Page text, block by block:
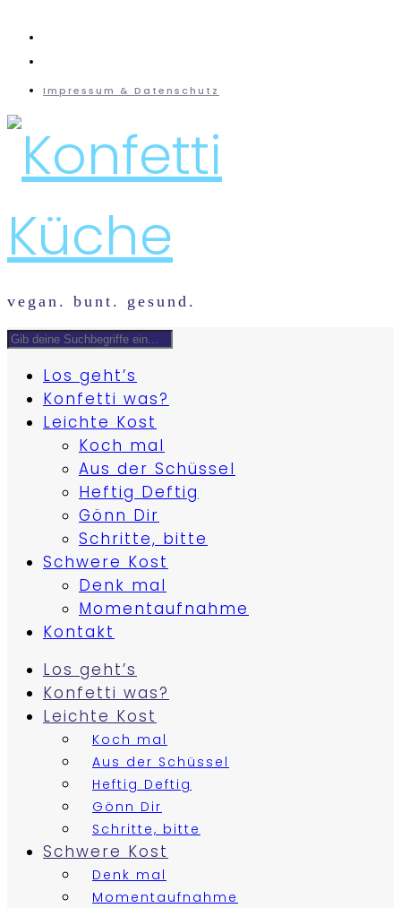
Impressum & Datenschutz
vegan. bunt. gesund.
Los geht’s
Konfetti was?
Leichte Kost
Koch mal
Aus der Schüssel
Heftig Deftig
Gönn Dir
Schritte, bitte
Schwere Kost
Denk mal
Momentaufnahme
Kontakt
Los geht’s
Konfetti was?
Leichte Kost
Koch mal
Aus der Schüssel
Heftig Deftig
Gönn Dir
Schritte, bitte
Schwere Kost
Denk mal
Momentaufnahme